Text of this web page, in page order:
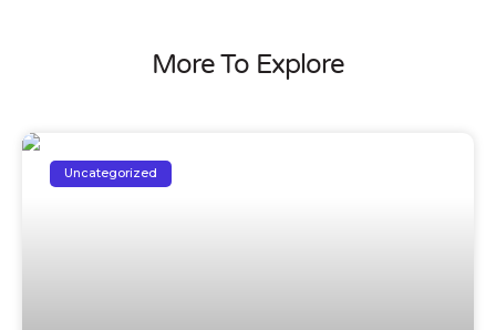
More To Explore
Uncategorized